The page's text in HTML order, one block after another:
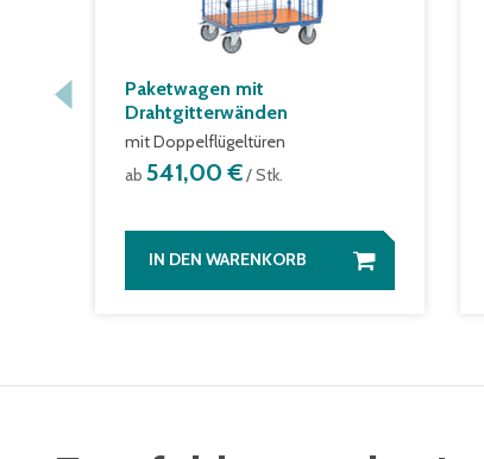
Paketwagen mit
Drahtgitterwänden
mit Doppelflügeltüren
ab 541,00 €/ Stk.
IN DEN WARENKORB